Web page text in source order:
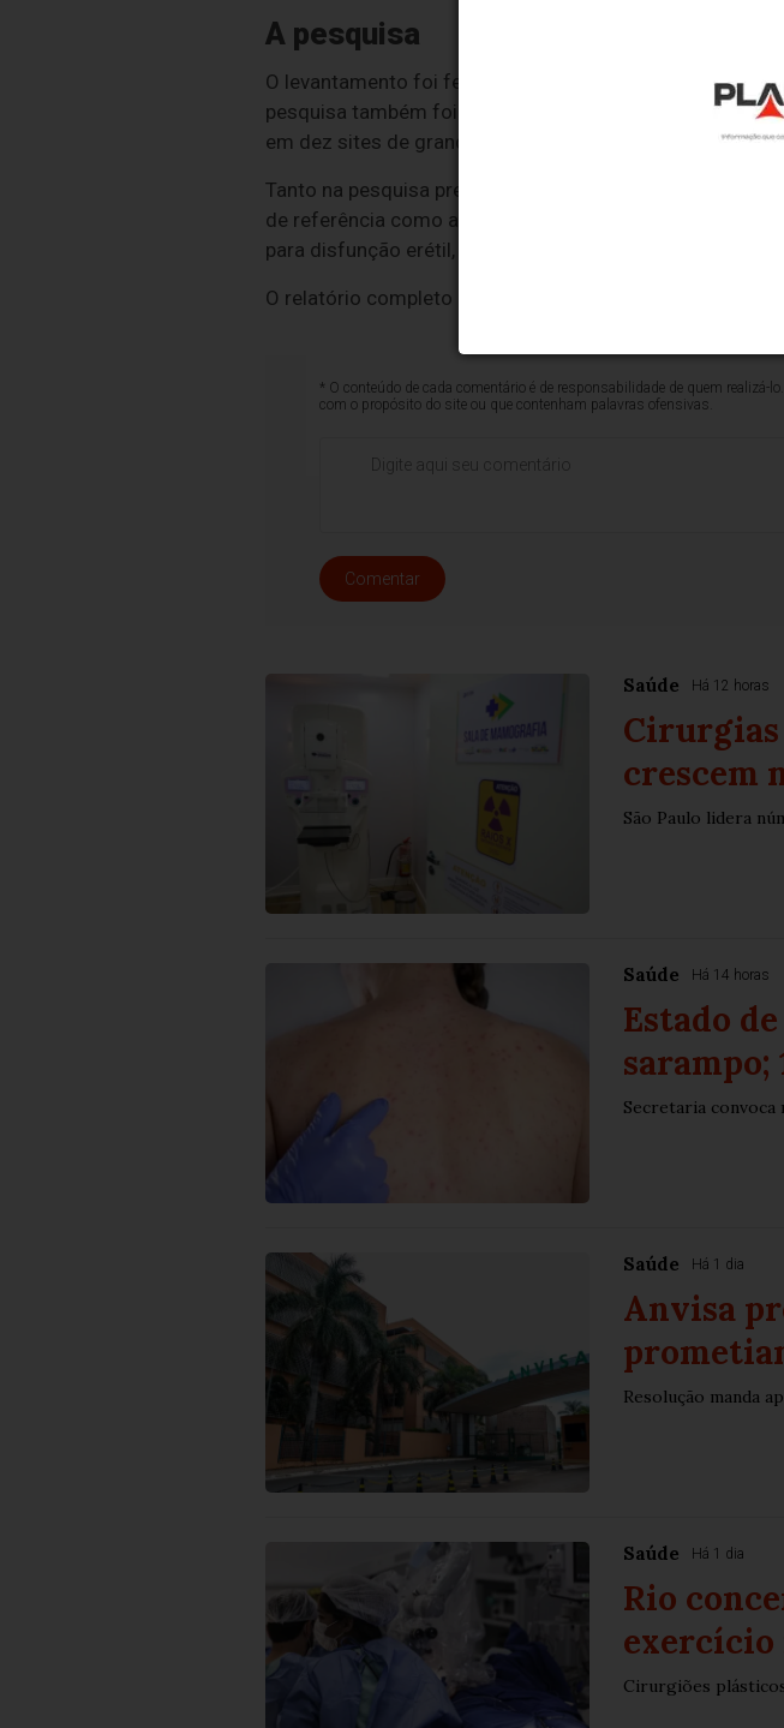
A pesquisa
O levantamento foi feito pelo Procon em dez farmácias
pesquisa também foi realizada presencialmente em
em dez sites de grandes redes.
Tanto na pesquisa presencial quanto na
, foram
de referência como antitérmicos, anti-inflamatórios,
para disfunção erétil, artrite reumatoide e controle de
O relatório completo está disponível no
* O conteúdo de cada comentário é de responsabilidade de quem
com o propósito do site ou que contenham palavras ofensivas.
Comentar
Saúde Há 12 horas
Cirurgias
crescem
São Paulo lidera
Saúde Há 14 horas
Estado
sarampo;
Secretaria convoca
Saúde Há 1 dia
Anvisa
Resolução manda
Saúde Há 1 dia
Rio
exercício
Cirurgiões